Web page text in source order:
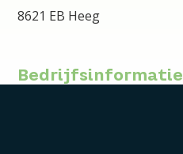
8621 EB Heeg
Bedrijfsinformatie